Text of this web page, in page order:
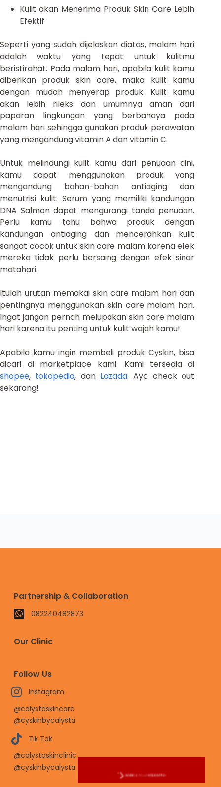
Kulit akan Menerima Produk Skin Care Lebih
Efektif
Seperti yang sudah dijelaskan diatas, malam hari
adalah waktu yang tepat untuk kulitmu
beristirahat. Pada malam hari, apabila kulit kamu
diberikan produk skin care, maka kulit kamu
dengan mudah menyerap produk. Kulit kamu
akan lebih rileks dan umumnya aman dari
paparan lingkungan yang berbahaya pada
malam hari sehingga gunakan produk perawatan
yang mengandung vitamin A dan vitamin C.
Untuk melindungi kulit kamu dari penuaan dini,
kamu dapat menggunakan produk yang
mengandung bahan-bahan antiaging dan
menutrisi kulit. Serum yang memiliki kandungan
DNA Salmon dapat mengurangi tanda penuaan.
Perlu kamu tahu bahwa produk dengan
kandungan antiaging dan mencerahkan kulit
sangat cocok untuk skin care malam karena efek
mereka tidak perlu bersaing dengan efek sinar
matahari.
Itulah urutan memakai skin care malam hari dan
pentingnya menggunakan skin care malam hari.
Ingat jangan pernah melupakan skin care malam
hari karena itu penting untuk kulit wajah kamu!
Apabila kamu ingin membeli produk Cyskin, bisa
dicari di marketplace kami. Kami tersedia di
shopee, tokopedia, dan Lazada. Ayo check out
sekarang!
Partnership & Collaboration
082240482873
Our Clinic
Follow Us
Instagram
@calystaskincare
@cyskinbycalysta
Tik Tok
@calystaskinclinic
@cyskinbycalysta